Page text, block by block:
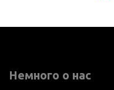
Немного о нас